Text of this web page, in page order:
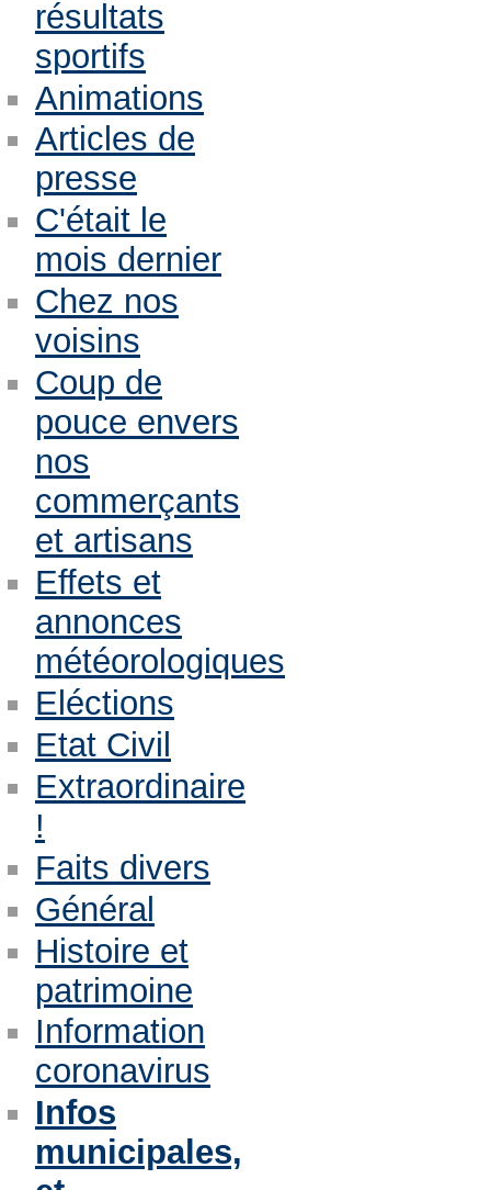
résultats
sportifs
Animations
Articles de
presse
C'était le
mois dernier
Chez nos
voisins
Coup de
pouce envers
nos
commerçants
et artisans
Effets et
annonces
météorologiques
Eléctions
Etat Civil
Extraordinaire
!
Faits divers
Général
Histoire et
patrimoine
Information
coronavirus
Infos
municipales,